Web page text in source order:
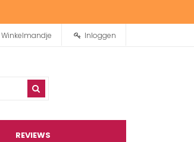
Winkelmandje Inloggen
REVIEWS